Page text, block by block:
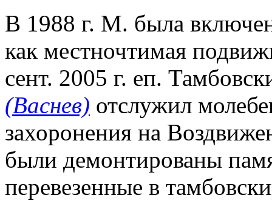
В 1988 г. М. была
как местночтимая
сент. 2005 г. еп.
(Васнев) отслужил
захоронения на
были демонтированы
перевезенные в